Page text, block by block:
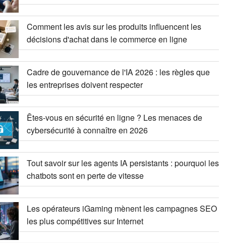
Comment les avis sur les produits influencent les
décisions d'achat dans le commerce en ligne
Cadre de gouvernance de l'IA 2026 : les règles que
les entreprises doivent respecter
Êtes-vous en sécurité en ligne ? Les menaces de
cybersécurité à connaître en 2026
Tout savoir sur les agents IA persistants : pourquoi les
chatbots sont en perte de vitesse
Les opérateurs iGaming mènent les campagnes SEO
les plus compétitives sur Internet